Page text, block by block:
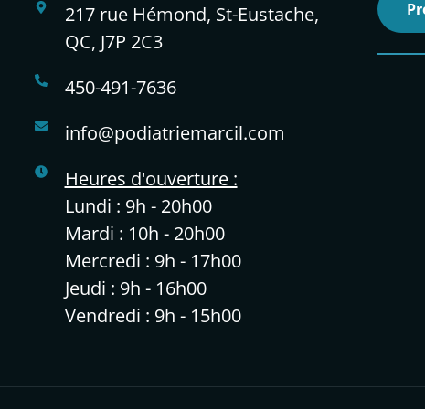
217 rue Hémond, St-Eustache,
QC, J7P 2C3
450-491-7636
info@podiatriemarcil.com
Heures d'ouverture :
Lundi : 9h - 20h00
Mardi : 10h - 20h00
Mercredi : 9h - 17h00
Jeudi : 9h - 16h00
Vendredi : 9h - 15h00